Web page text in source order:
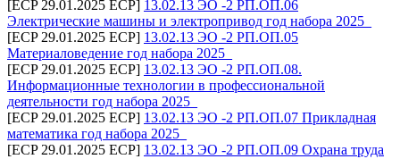
[ECP 29.01.2025 ECP] 13.02.13 ЭО -2 РП.ОП.06
Электрические машины и электропривод год набора 2025_
[ECP 29.01.2025 ECP] 13.02.13 ЭО -2 РП.ОП.05
Материаловедение год набора 2025_
[ECP 29.01.2025 ECP] 13.02.13 ЭО -2 РП.ОП.08.
Информационные технологии в профессиональной
деятельности год набора 2025_
[ECP 29.01.2025 ECP] 13.02.13 ЭО -2 РП.ОП.07 Прикладная
математика год набора 2025_
[ECP 29.01.2025 ECP] 13.02.13 ЭО -2 РП.ОП.09 Охрана труда